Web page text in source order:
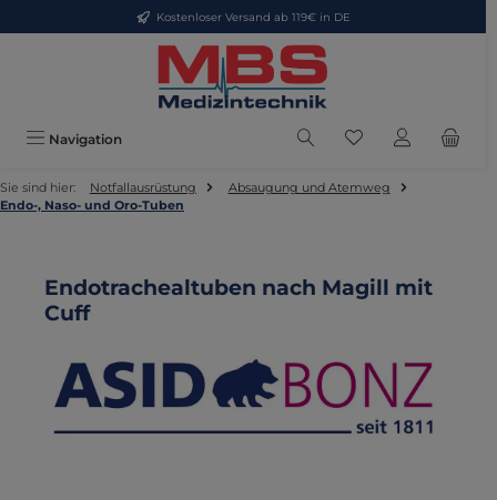
Zum Hauptinhalt springenKostenloser Versand ab 119€ in DE
Navigation Du hast 0
Sie sind hier: Notfallausrüstung
Absaugung und Atemweg
Endo-, Naso- und Oro-Tuben
Endotrachealtuben nach Magill mit
Cuff